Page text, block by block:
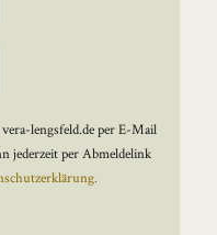
lengsfeld.de per E-Mail
jederzeit per Abmeldelink